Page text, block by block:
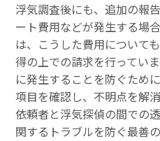
浮気調査後にも、追加の報
ート費用などが発生する場
は、こうした費用について
得の上での請求を行ってい
に発生することを防ぐため
項目を確認し、不明点を解
依頼者と浮気探偵の間での
関するトラブルを防ぐ最善の